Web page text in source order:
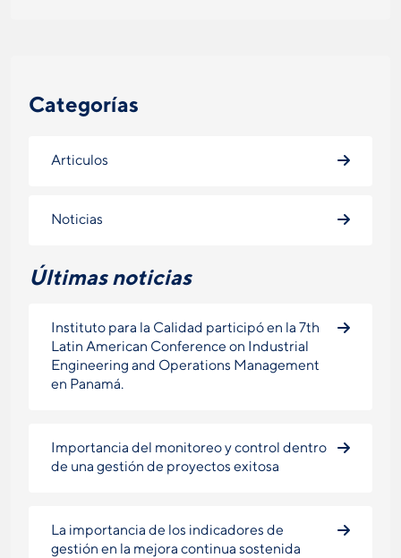
Categorías
Articulos
Noticias
Últimas noticias
Instituto para la Calidad participó en la 7th
Latin American Conference on Industrial
Engineering and Operations Management
en Panamá.
Importancia del monitoreo y control dentro
de una gestión de proyectos exitosa
La importancia de los indicadores de
gestión en la mejora continua sostenida